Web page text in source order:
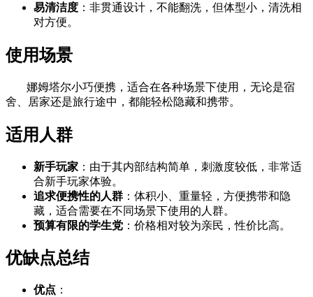
易清洁度 ：非贯通设计，不能翻洗，但体型小，清洗相
对方便。
使用场景
娜姆塔尔小巧便携，适合在各种场景下使用，无论是宿
舍、居家还是旅行途中，都能轻松隐藏和携带。
适用人群
新手玩家 ：由于其内部结构简单，刺激度较低，非常适
合新手玩家体验。
追求便携性的人群 ：体积小、重量轻，方便携带和隐
藏，适合需要在不同场景下使用的人群。
预算有限的学生党 ：价格相对较为亲民，性价比高。
优缺点总结
优点 ：